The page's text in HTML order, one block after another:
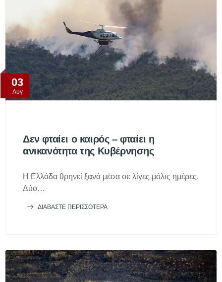
03
Αυγ
Δεν φταίει ο καιρός – φταίει η
ανικανότητα της Κυβέρνησης
Η Ελλάδα θρηνεί ξανά μέσα σε λίγες μόλις ημέρες.
Δύο…
ΔΙΑΒΆΣΤΕ ΠΕΡΙΣΣΌΤΕΡΑ